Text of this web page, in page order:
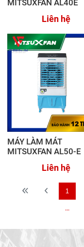
MITSUXFAN AL40E
Liên hệ
MÁY LÀM MÁT
MITSUXFAN AL50-E
Liên hệ
1
...